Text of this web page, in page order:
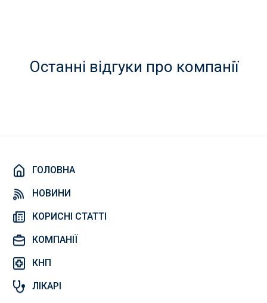
Останні відгуки про компанії
ГОЛОВНА
НОВИНИ
КОРИСНІ СТАТТІ
КОМПАНІЇ
КНП
ЛІКАРІ